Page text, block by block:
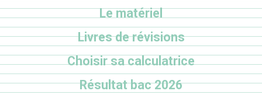
Le matériel
Livres de révisions
Choisir sa calculatrice
Résultat bac 2026